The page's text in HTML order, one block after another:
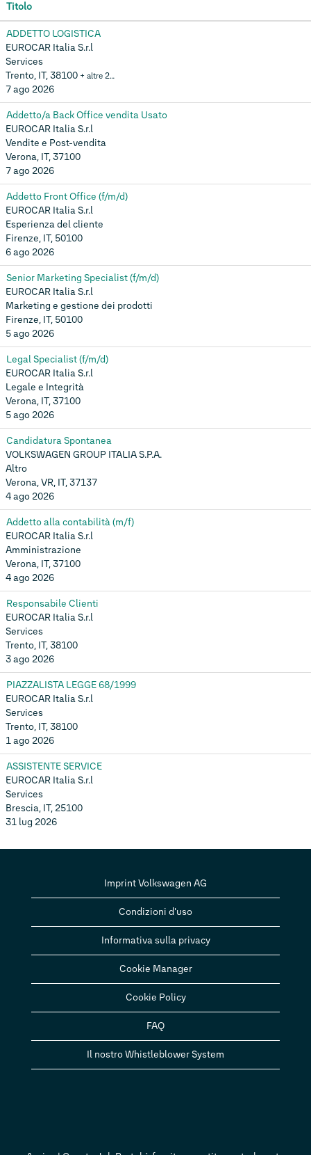
Titolo
ADDETTO LOGISTICA
EUROCAR Italia S.r.l
Services
Trento, IT, 38100 + altre 2…
7 ago 2026
Addetto/a Back Office vendita Usato
EUROCAR Italia S.r.l
Vendite e Post-vendita
Verona, IT, 37100
7 ago 2026
Addetto Front Office (f/m/d)
EUROCAR Italia S.r.l
Esperienza del cliente
Firenze, IT, 50100
6 ago 2026
Senior Marketing Specialist (f/m/d)
EUROCAR Italia S.r.l
Marketing e gestione dei prodotti
Firenze, IT, 50100
5 ago 2026
Legal Specialist (f/m/d)
EUROCAR Italia S.r.l
Legale e Integrità
Verona, IT, 37100
5 ago 2026
Candidatura Spontanea
VOLKSWAGEN GROUP ITALIA S.P.A.
Altro
Verona, VR, IT, 37137
4 ago 2026
Addetto alla contabilità (m/f)
EUROCAR Italia S.r.l
Amministrazione
Verona, IT, 37100
4 ago 2026
Responsabile Clienti
EUROCAR Italia S.r.l
Services
Trento, IT, 38100
3 ago 2026
PIAZZALISTA LEGGE 68/1999
EUROCAR Italia S.r.l
Services
Trento, IT, 38100
1 ago 2026
ASSISTENTE SERVICE
EUROCAR Italia S.r.l
Services
Brescia, IT, 25100
31 lug 2026
Imprint Volkswagen AG
Condizioni d'uso
Informativa sulla privacy
Cookie Manager
Cookie Policy
FAQ
Il nostro Whistleblower System